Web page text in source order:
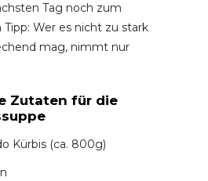
Tag noch zum
Wer es nicht zu stark
mag, nimmt nur
Zutaten für die
Kürbis (ca. 800g)